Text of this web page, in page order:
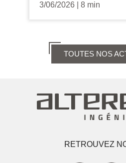
3/06/2026 8 min
TOUTES NOS
RETROUVEZ